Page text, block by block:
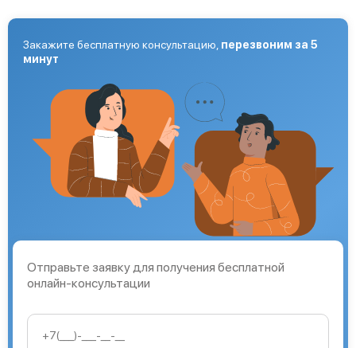
Отправьте заявку для получения бесплатной
онлайн-консультации
Закажите бесплатную консультацию, перезвоним за 5
минут